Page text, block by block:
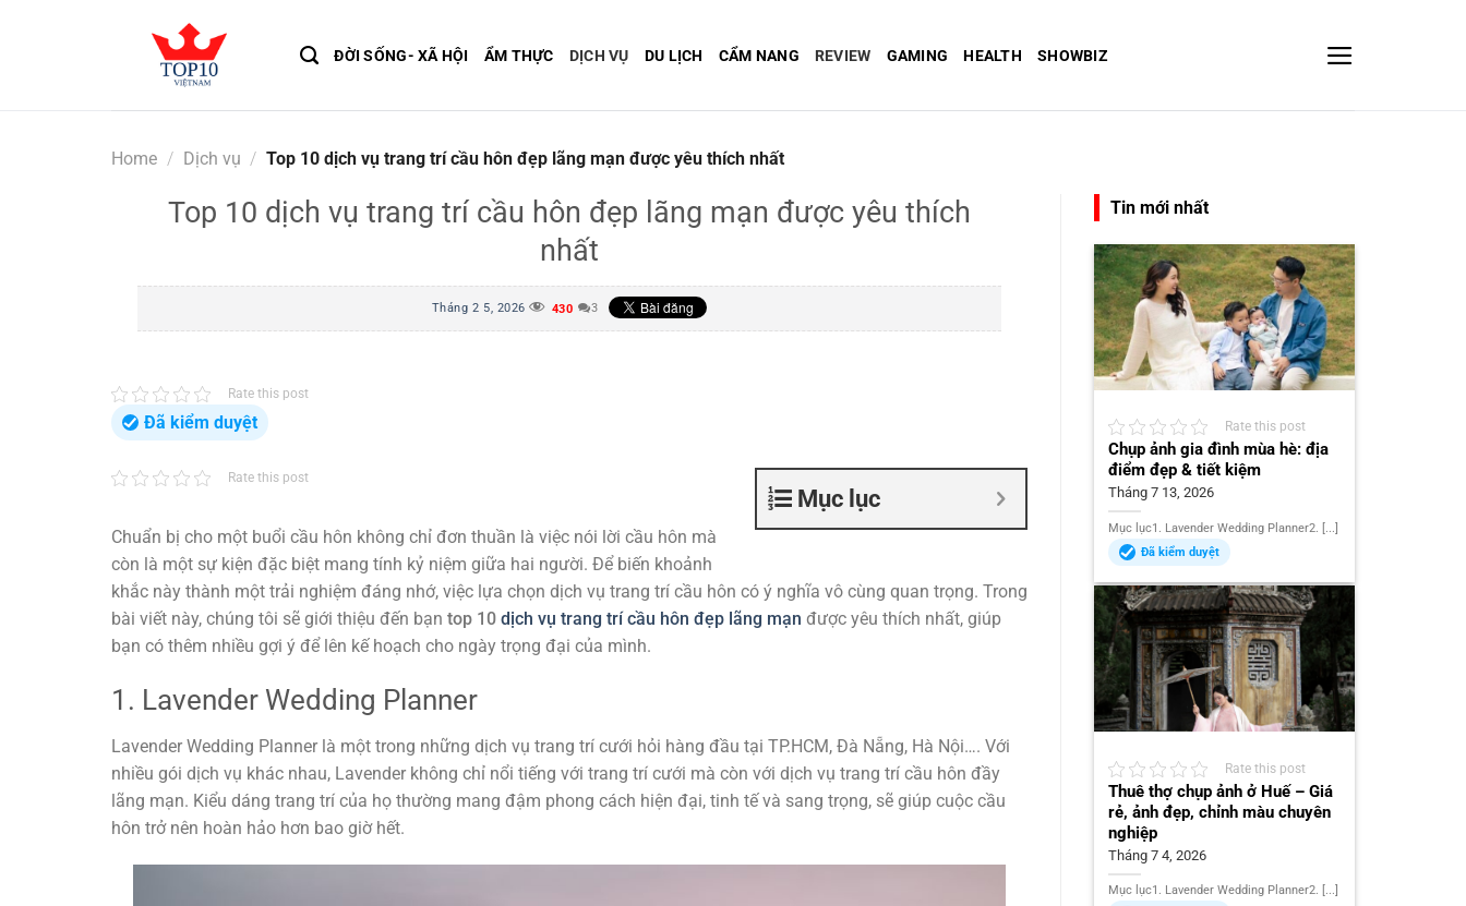
ĐỜI SỐNG- XÃ HỘI ẨM THỰC DỊCH VỤ DU LỊCH CẨM NANG REVIEW GAMING HEALTH SHOWBIZ
Home / Dịch vụ / Top 10 dịch vụ trang trí cầu hôn đẹp lãng mạn được yêu thích nhất
Top 10 dịch vụ trang trí cầu hôn đẹp lãng mạn được yêu thích
nhất
Tháng 2 5, 2026 430 3
Rate this post
Đã kiểm duyệt
Mục lục
Rate this post
Chuẩn bị cho một buổi cầu hôn không chỉ đơn thuần là việc nói lời cầu hôn mà
còn là một sự kiện đặc biệt mang tính kỷ niệm giữa hai người. Để biến khoảnh
khắc này thành một trải nghiệm đáng nhớ, việc lựa chọn dịch vụ trang trí cầu hôn có ý nghĩa vô cùng quan trọng. Trong
bài viết này, chúng tôi sẽ giới thiệu đến bạn top 10 dịch vụ trang trí cầu hôn đẹp lãng mạn được yêu thích nhất, giúp
bạn có thêm nhiều gợi ý để lên kế hoạch cho ngày trọng đại của mình.
1. Lavender Wedding Planner
Lavender Wedding Planner là một trong những dịch vụ trang trí cưới hỏi hàng đầu tại TP.HCM, Đà Nẵng, Hà Nội…. Với
nhiều gói dịch vụ khác nhau, Lavender không chỉ nổi tiếng với trang trí cưới mà còn với dịch vụ trang trí cầu hôn đầy
lãng mạn. Kiểu dáng trang trí của họ thường mang đậm phong cách hiện đại, tinh tế và sang trọng, sẽ giúp cuộc cầu
hôn trở nên hoàn hảo hơn bao giờ hết.
Tin mới nhất
Rate this post
Chụp ảnh gia đình mùa hè: địa
điểm đẹp & tiết kiệm
Tháng 7 13, 2026
Mục lục1. Lavender Wedding Planner2. [...]
Đã kiểm duyệt
Rate this post
Thuê thợ chụp ảnh ở Huế – Giá
rẻ, ảnh đẹp, chỉnh màu chuyên
nghiệp
Tháng 7 4, 2026
Mục lục1. Lavender Wedding Planner2. [...]